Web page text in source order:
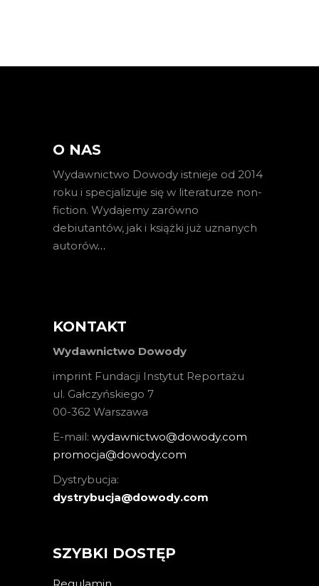
O NAS
Wydawnictwo Dowody istnieje od 2014
roku i specjalizuje się w literaturze non-
fiction. Wydajemy zarówno
debiutantów, jak i książki już uznanych
autorów…
KONTAKT
Wydawnictwo Dowody
imprint Fundacji Instytut Reportażu
ul. Gałczyńskiego 7
00-362 Warszawa
E-mail: wydawnictwo@dowody.com
promocja@dowody.com
Dystrybucja:
dystrybucja@dowody.com
SZYBKI DOSTĘP